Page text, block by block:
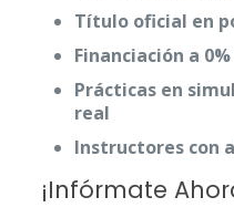
Título oficial en
Financiación a
Prácticas en
real
Instructores con
¡Infórmate